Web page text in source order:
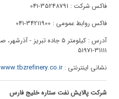
فاکس شرکت : 35248791-041
فاکس روابط عمومی : 34211900-041
31111-51971
نشانی اینترنتی :www.tbzrefinery.co.ir
شرکت پالایش نفت ستاره خلیج فارس